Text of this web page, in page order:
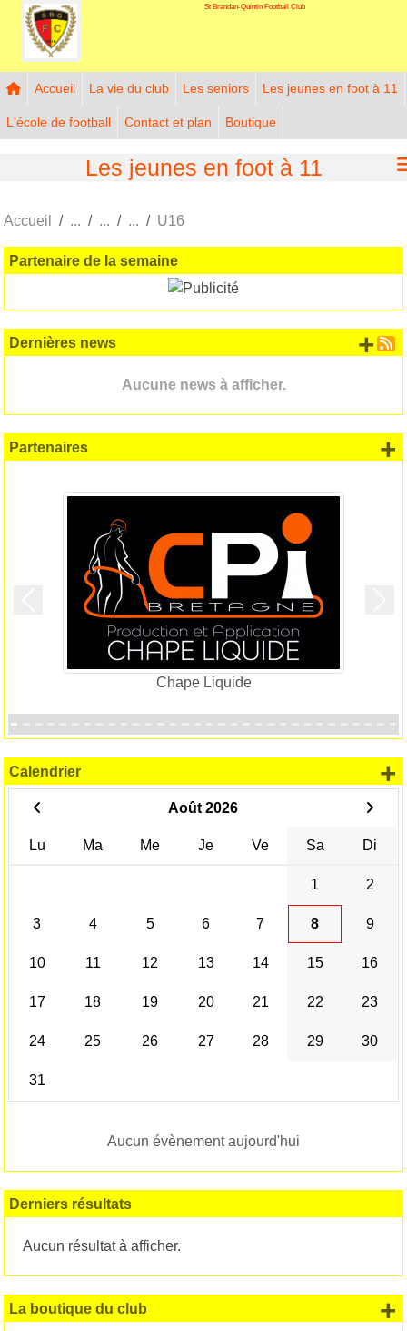
St Brandan-Quintin Football Club
Accueil La vie du club Les seniors Les jeunes en foot à 11
L'école de football Contact et plan Boutique
Les jeunes en foot à 11
Accueil U16
Partenaire de la semaine
Dernières news
Aucune news à afficher.
+
Partenaires
Chape Liquide
Précedent
+
Calendrier
Août 2026
Lu Ma Me Je Ve Sa Di
1 2
3 4 5 6 7 8 9
10 11 12 13 14 15 16
17 18 19 20 21 22 23
24 25 26 27 28 29 30
31
Aucun évènement aujourd'hui
+
Derniers résultats
Aucun résultat à afficher.
La boutique du club +
Panneau de gestion des cookies